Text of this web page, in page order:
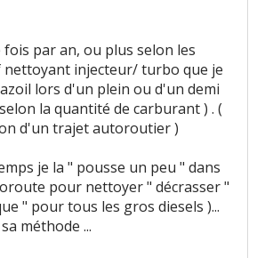
:16aiment9 n'aiment pas
:1n'aime pas
: 66aiment 31n'aiment pas
aime 1n'aime pas
:1aime
fois par an, ou plus selon les
nettoyant injecteur/ turbo que je
lors d'un plein ou d'un demi
la quantité de carburant ) . (
d'un trajet autoroutier )
je la " pousse un peu " dans
pour nettoyer " décrasser "
" pour tous les gros diesels )...
méthode ...